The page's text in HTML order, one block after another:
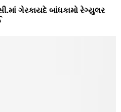
ગેરકાયદે બાંધકામો રેગ્‍યુલર